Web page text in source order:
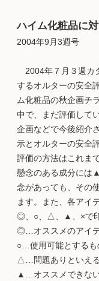
ハイム化粧品に
2004年9月3週号
2004年７月３週カ
するオルターの安全
ム化粧品の秋企画チ
中で、まだ評価して
企画などで今後紹介
示とオルターの安全
評価の方法はこれま
懸念のある成分には
念があっても、その
ます。また、各アイ
◎、○、△、▲、×で印
◎…オススメのアイ
○…使用可能とするも
△…問題ありといえ
▲…オススメできな